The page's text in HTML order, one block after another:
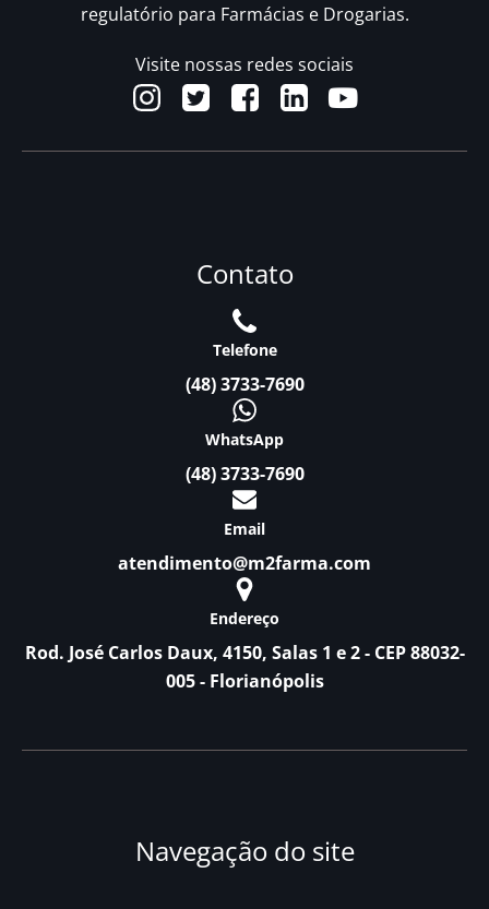
regulatório para Farmácias e Drogarias.
Visite nossas redes sociais
Contato
Telefone
(48) 3733-7690
WhatsApp
(48) 3733-7690
Email
atendimento@m2farma.com
Endereço
Rod. José Carlos Daux, 4150, Salas 1 e 2 - CEP 88032-
005 - Florianópolis
Navegação do site